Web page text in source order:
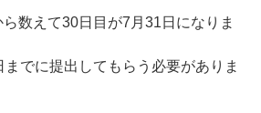
数えて30日目が7月31日になりま
でに提出してもらう必要がありま